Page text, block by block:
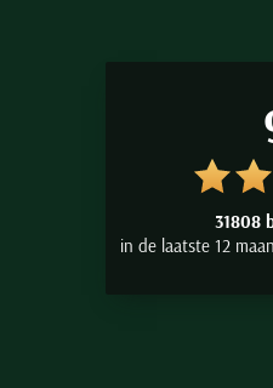
31808
in de laatste 12